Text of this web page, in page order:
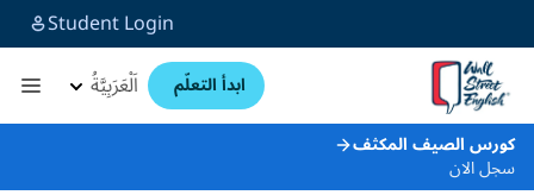
Student Login
ابدأ التعلّم اَلْعَرَبِيَّةُ
كورس الصيف المكثف
سجل الان